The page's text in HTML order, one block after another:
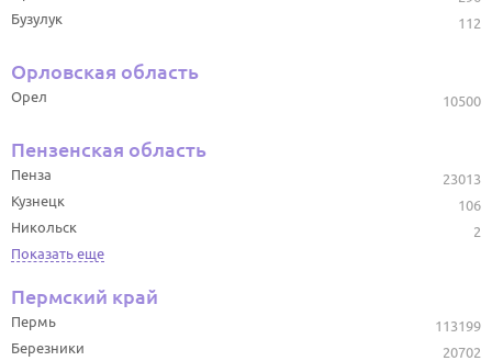
112
Бузулук
Орловская область
10500
Орел
Пензенская область
23013
Пенза
106
Кузнецк
2
Никольск
Показать еще
Пермский край
113199
Пермь
20702
Березники